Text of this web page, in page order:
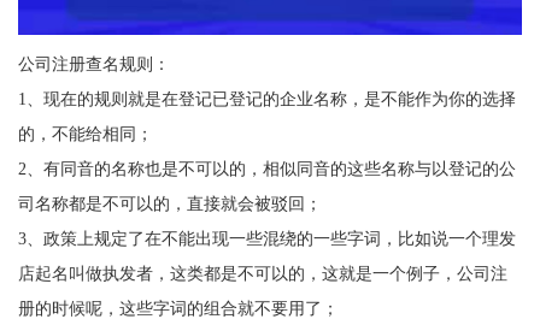
公司注册查名规则：
1、现在的规则就是在登记已登记的企业名称，是不能作为你的选择
的，不能给相同；
2、有同音的名称也是不可以的，相似同音的这些名称与以登记的公
司名称都是不可以的，直接就会被驳回；
3、政策上规定了在不能出现一些混绕的一些字词，比如说一个理发
店起名叫做执发者，这类都是不可以的，这就是一个例子，公司注
册的时候呢，这些字词的组合就不要用了；